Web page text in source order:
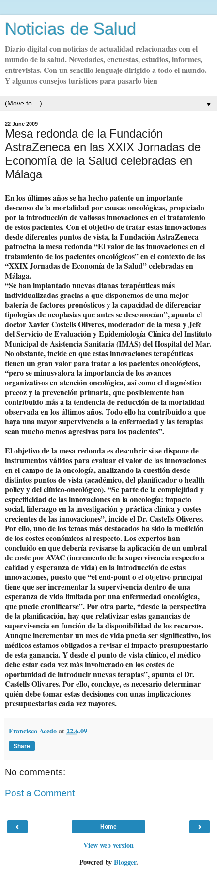
Noticias de Salud
Diario digital con noticias de actualidad relacionadas con el
mundo de la salud. Novedades, encuestas, estudios, informes,
entrevistas. Con un sencillo lenguaje dirigido a todo el mundo.
Y algunos consejos turísticos para pasarlo bien
▼
22 June 2009
Mesa redonda de la Fundación
AstraZeneca en las XXIX Jornadas de
Economía de la Salud celebradas en
Málaga
En los últimos años se ha hecho patente un importante
descenso de la mortalidad por causas oncológicas, propiciado
por la introducción de valiosas innovaciones en el tratamiento
de estos pacientes. Con el objetivo de tratar estas innovaciones
desde diferentes puntos de vista, la Fundación AstraZeneca
patrocina la mesa redonda “El valor de las innovaciones en el
tratamiento de los pacientes oncológicos” en el contexto de las
“XXIX Jornadas de Economía de la Salud” celebradas en
Málaga.
“Se han implantado nuevas dianas terapéuticas más
individualizadas gracias a que disponemos de una mejor
batería de factores pronósticos y la capacidad de diferenciar
tipologías de neoplasias que antes se desconocían”, apunta el
doctor Xavier Costells Oliveres, moderador de la mesa y Jefe
del Servicio de Evaluación y Epidemiología Clínica del Instituto
Municipal de Asistencia Sanitaria (IMAS) del Hospital del Mar.
No obstante, incide en que estas innovaciones terapéuticas
tienen un gran valor para tratar a los pacientes oncológicos,
“pero se minusvalora la importancia de los avances
organizativos en atención oncológica, así como el diagnóstico
precoz y la prevención primaria, que posiblemente han
contribuido más a la tendencia de reducción de la mortalidad
observada en los últimos años. Todo ello ha contribuido a que
haya una mayor supervivencia a la enfermedad y las terapias
sean mucho menos agresivas para los pacientes”.
El objetivo de la mesa redonda es descubrir si se dispone de
instrumentos válidos para evaluar el valor de las innovaciones
en el campo de la oncología, analizando la cuestión desde
distintos puntos de vista (académico, del planificador o health
policy y del clínico-oncológico). “Se parte de la complejidad y
especificidad de las innovaciones en la oncología: impacto
social, liderazgo en la investigación y práctica clínica y costes
crecientes de las innovaciones”, incide el Dr. Castells Oliveres.
Por ello, uno de los temas más destacados ha sido la medición
de los costes económicos al respecto. Los expertos han
concluido en que debería revisarse la aplicación de un umbral
de coste por AVAC (incremento de la supervivencia respecto a
calidad y esperanza de vida) en la introducción de estas
innovaciones, puesto que “el end-point o el objetivo principal
tiene que ser incrementar la supervivencia dentro de una
esperanza de vida limitada por una enfermedad oncológica,
que puede cronificarse”. Por otra parte, “desde la perspectiva
de la planificación, hay que relativizar estas ganancias de
supervivencia en función de la disponibilidad de los recursos.
Aunque incrementar un mes de vida pueda ser significativo, los
médicos estamos obligados a revisar el impacto presupuestario
de esta ganancia. Y desde el punto de vista clínico, el médico
debe estar cada vez más involucrado en los costes de
oportunidad de introducir nuevas terapias”, apunta el Dr.
Castells Olivares. Por ello, concluye, es necesario determinar
quién debe tomar estas decisiones con unas implicaciones
presupuestarias cada vez mayores.
Francisco Acedoat22.6.09
Share
No comments:
Post a Comment
‹ ›
Home
View web version
Powered byBlogger.